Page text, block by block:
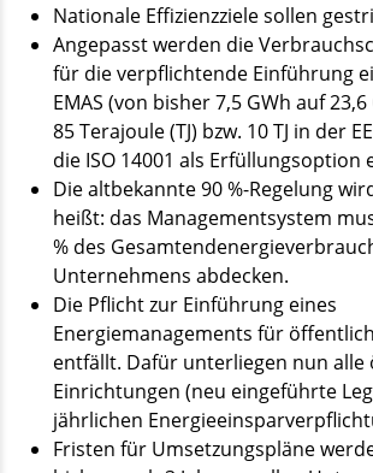
Nationale Effizienzziele sollen
Angepasst werden die
für die verpflichtende Einführung
EMAS (von bisher 7,5 GWh auf
85 Terajoule (TJ) bzw. 10 TJ in der
die ISO 14001 als Erfüllungsoption
Die altbekannte 90 %-Regelung
heißt: das Managementsystem
% des
Unternehmens abdecken.
Die Pflicht zur Einführung eines
Energiemanagements für
entfällt. Dafür unterliegen nun alle
Einrichtungen (neu eingeführte
jährlichen
Fristen für Umsetzungspläne